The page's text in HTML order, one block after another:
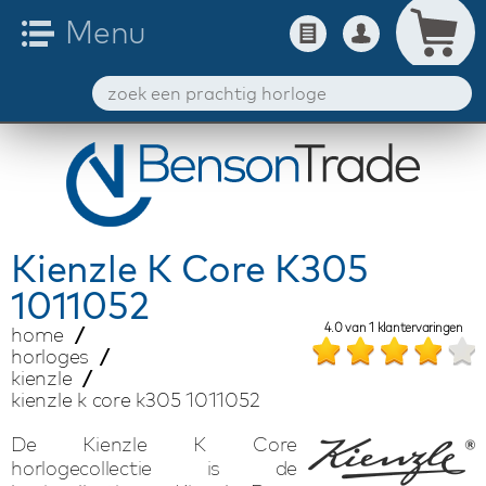
Kienzle K Core K305
1011052
home
horloges
kienzle
kienzle k core k305 1011052
4.0van1 klantervaringen
De Kienzle K Core
horlogecollectie is de